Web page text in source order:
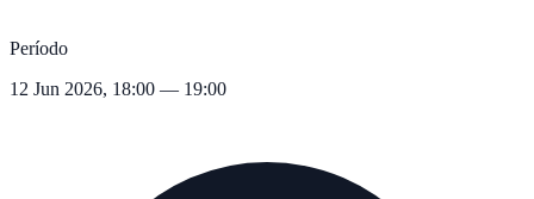
Período
12 Jun 2026, 18:00 — 19:00